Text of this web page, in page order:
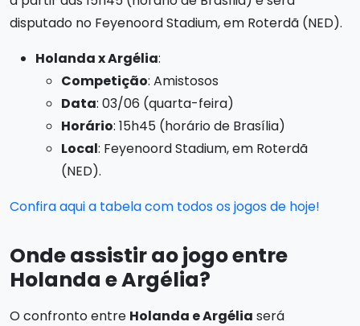
disputado no Feyenoord Stadium, em Roterdã (NED).
Holanda x Argélia:
Competição: Amistosos
Data: 03/06 (quarta-feira)
Horário: 15h45 (horário de Brasília)
Local: Feyenoord Stadium, em Roterdã
(NED).
Confira aqui a tabela com todos os jogos de hoje!
Onde assistir ao jogo entre
Holanda e Argélia?
O confronto entre Holanda e Argélia será